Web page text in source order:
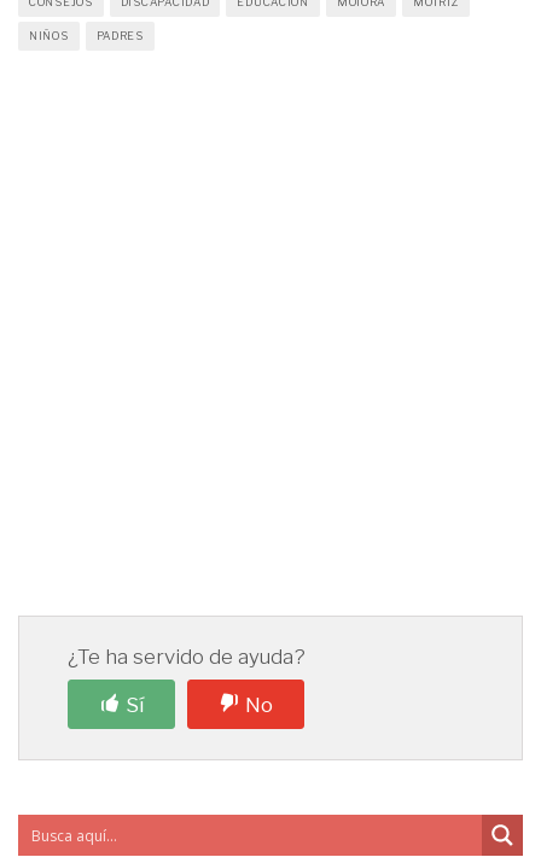
NIÑOS PADRES
¿Te ha servido de ayuda?
Sí
No